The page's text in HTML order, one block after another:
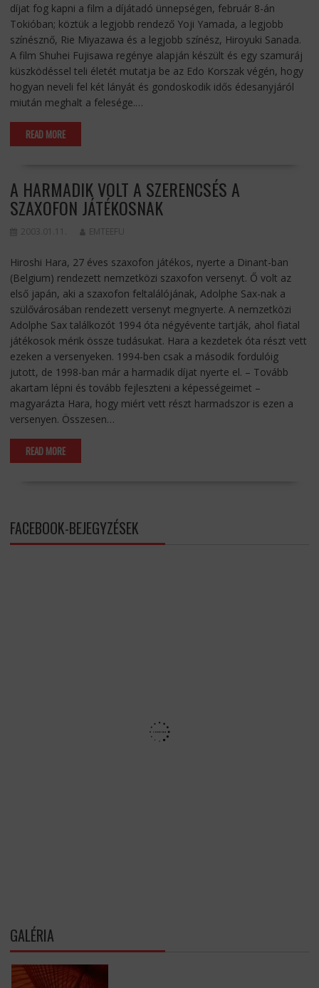
díjat fog kapni a film a díjátadó ünnepségen, február 8-án
Tokióban; köztük a legjobb rendező Yoji Yamada, a legjobb
színésznő, Rie Miyazawa és a legjobb színész, Hiroyuki Sanada.
A film Shuhei Fujisawa regénye alapján készült és egy szamuráj
küszködéssel teli életét mutatja be az Edo Korszak végén, hogy
hogyan neveli fel két lányát és gondoskodik idős édesanyjáról
miután meghalt a felesége.…
READ MORE
A HARMADIK VOLT A SZERENCSÉS A
SZAXOFON JÁTÉKOSNAK
2003.01.11. EMTEEFU
Hiroshi Hara, 27 éves szaxofon játékos, nyerte a Dinant-ban
(Belgium) rendezett nemzetközi szaxofon versenyt. Ő volt az
első japán, aki a szaxofon feltalálójának, Adolphe Sax-nak a
szülővárosában rendezett versenyt megnyerte. A nemzetközi
Adolphe Sax találkozót 1994 óta négyévente tartják, ahol fiatal
játékosok mérik össze tudásukat. Hara a kezdetek óta részt vett
ezeken a versenyeken. 1994-ben csak a második fordulóig
jutott, de 1998-ban már a harmadik díjat nyerte el. – Tovább
akartam lépni és tovább fejleszteni a képességeimet –
magyarázta Hara, hogy miért vett részt harmadszor is ezen a
versenyen. Összesen…
READ MORE
FACEBOOK-BEJEGYZÉSEK
GALÉRIA